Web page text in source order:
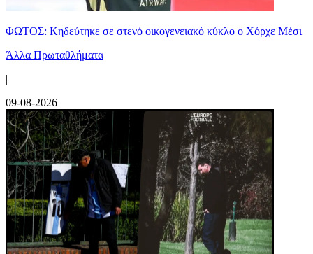
ΦΩΤΟΣ: Κηδεύτηκε σε στενό οικογενειακό κύκλο ο Χόρχε Μέσι
Άλλα Πρωταθλήματα
|
09-08-2026